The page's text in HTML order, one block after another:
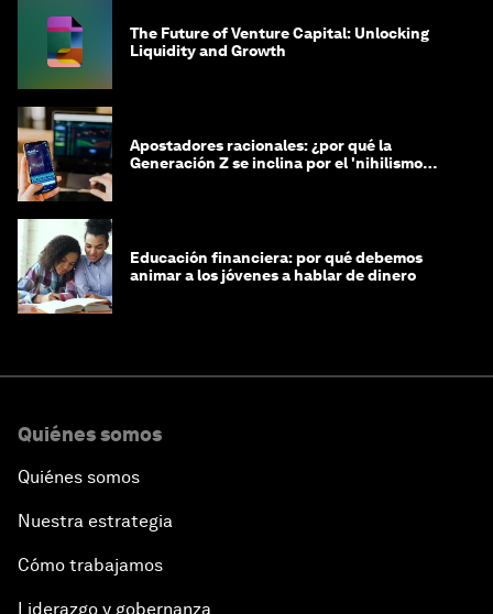
The Future of Venture Capital: Unlocking
Liquidity and Growth
Apostadores racionales: ¿por qué la
Generación Z se inclina por el 'nihilismo
Educación financiera: por qué debemos
animar a los jóvenes a hablar de dinero
Quiénes somos
Quiénes somos
Nuestra estrategia
Cómo trabajamos
Liderazgo y gobernanza